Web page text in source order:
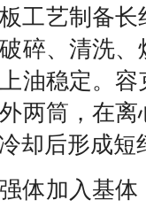
工艺制备
碎、清洗
油稳定。
两筒，在
却后形成短
体加入基